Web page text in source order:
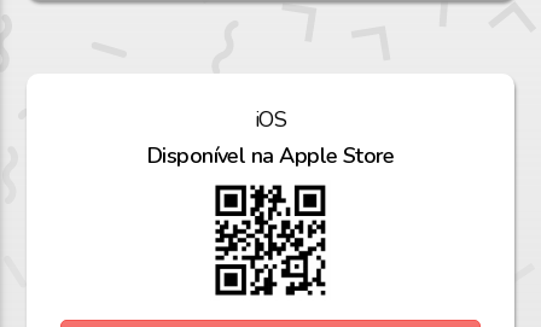
iOS
Disponível na Apple Store